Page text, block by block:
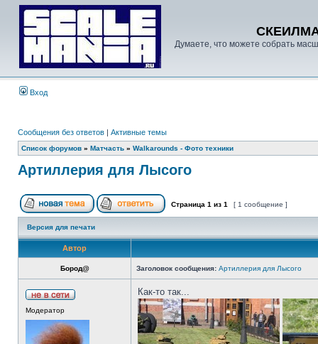
Думаете, что можете собрать
Вход
Сообщения без ответов | Активные темы
Список форумов » Матчасть » Walkarounds - Фото техники
Артиллерия для Лысого
Страница 1 из 1 [ 1 сообщение ]
Версия для печати
Автор
Бород@ Заголовок сообщения: Артиллерия для Лысого
Модератор
Как-то так...